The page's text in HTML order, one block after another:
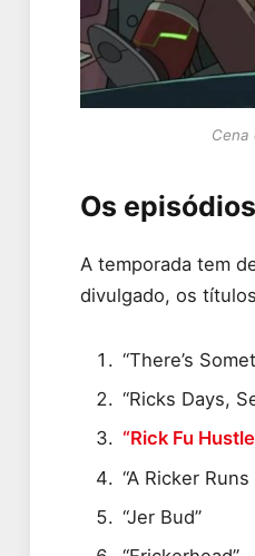
Cena
Os
A temporada tem
divulgado, os
“There’s
“Ricks Days,
“Rick Fu
“A Ricker
“Jer Bud”